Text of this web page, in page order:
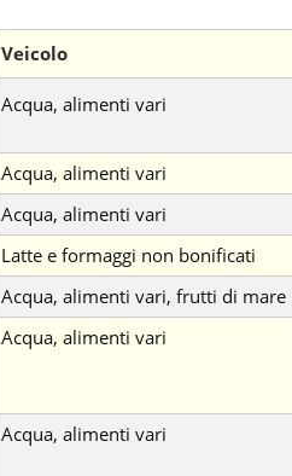
Veicolo
Acqua, alimenti vari
Acqua, alimenti vari
Acqua, alimenti vari
Latte e formaggi non bonificati
Acqua, alimenti vari, frutti di mare
Acqua, alimenti vari
Acqua, alimenti vari